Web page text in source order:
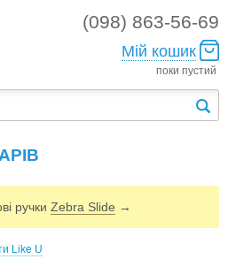
(098) 863-56-69
Мій кошик
поки пустий
ручки Zebra Slide →
Like U